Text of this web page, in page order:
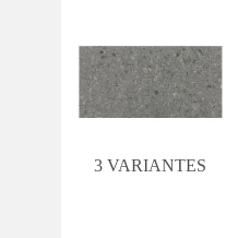
3 VARIANTES